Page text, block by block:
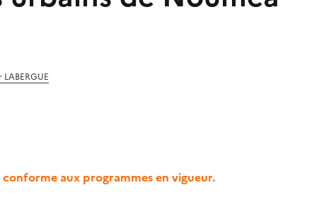
aux programmes en vigueur.